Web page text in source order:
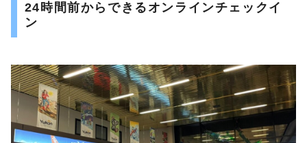
24時間前からできるオンラインチェックイ
ン